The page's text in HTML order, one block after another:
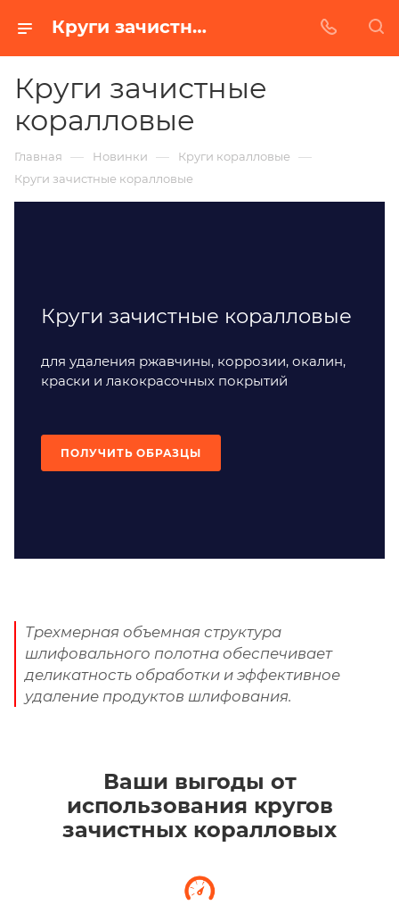
Круги зачистные коралловые
Круги зачистные
коралловые
Главная — Новинки — Круги коралловые —
Круги зачистные коралловые
Круги зачистные коралловые
для удаления ржавчины, коррозии, окалин,
краски и лакокрасочных покрытий
ПОЛУЧИТЬ ОБРАЗЦЫ
Трехмерная объемная структура
шлифовального полотна обеспечивает
деликатность обработки и эффективное
удаление продуктов шлифования.
Ваши выгоды от
использования кругов
зачистных коралловых